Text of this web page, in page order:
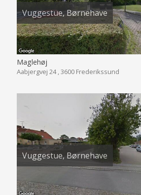
Vuggestue, Børnehave
Maglehøj
Aabjergvej 24 , 3600 Frederikssund
Vuggestue, Børnehave